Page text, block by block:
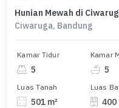
Hunian Mewah di
Ciwaruga, Bandung
Kamar Tidur
5
Kamar
5
Luas Tanah
501 m²
Luas
400